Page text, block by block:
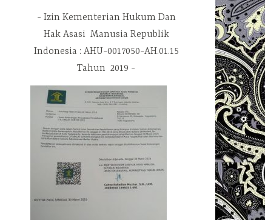
Izin Kementerian Hukum Dan
Hak Asasi Manusia Republik
Indonesia : AHU-0017050-AH.01.15
Tahun 2019